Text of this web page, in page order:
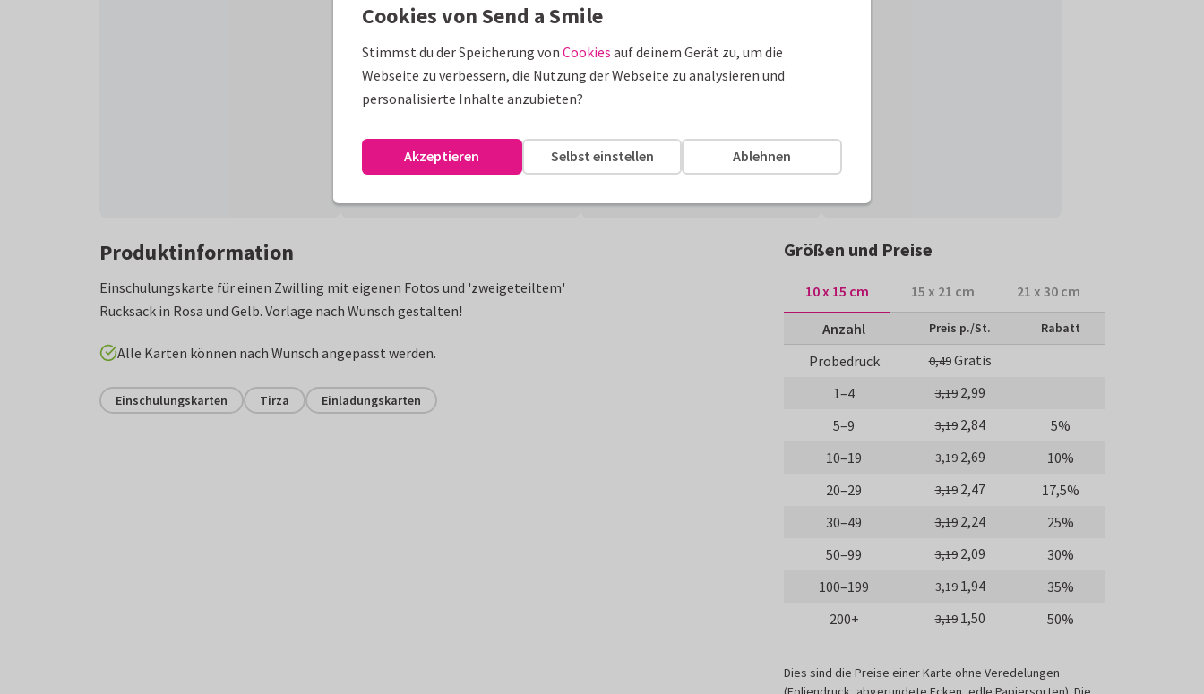
Produktinformation
Einschulungskarte für einen Zwilling mit eigenen Fotos und 'zweigeteiltem'
Rucksack in Rosa und Gelb. Vorlage nach Wunsch gestalten!
Alle Karten können nach Wunsch angepasst werden.
Einschulungskarten Tirza Einladungskarten
Größen und Preise
10 x 15 cm 15 x 21 cm 21 x 30 cm
Anzahl Preis p./St. Rabatt
Probedruck 0,49Gratis
1–4
3,19 2,99
5–9
3,19 2,84
5%
10–19
3,19 2,69
10%
20–29
3,19 2,47
17,5%
30–49
3,19 2,24
25%
50–99
3,19 2,09
30%
100–199
3,19 1,94
35%
200+
3,19 1,50 50%
Dies sind die Preise einer Karte ohne Veredelungen
Cookies von Send a Smile
Stimmst du der Speicherung von Cookies auf deinem Gerät zu, um die
Webseite zu verbessern, die Nutzung der Webseite zu analysieren und
personalisierte Inhalte anzubieten?
Ablehnen
Selbst einstellen
Akzeptieren